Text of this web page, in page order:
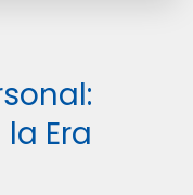
Era